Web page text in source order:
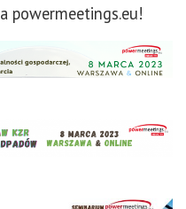
powermeetings.eu!